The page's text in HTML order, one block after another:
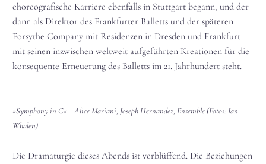
choreografische Karriere ebenfalls in Stuttgart begann, und der
dann als Direktor des Frankfurter Balletts und der späteren
Forsythe Company mit Residenzen in Dresden und Frankfurt
mit seinen inzwischen weltweit aufgeführten Kreationen für die
konsequente Erneuerung des Balletts im 21. Jahrhundert steht.
»Symphony in C« – Alice Mariani, Joseph Hernandez, Ensemble (Fotos: Ian
Whalen)
Die Dramaturgie dieses Abends ist verblüffend. Die Beziehungen